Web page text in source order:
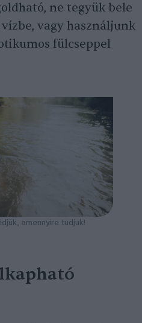
ne tegyük bele
vagy használjunk
fülcseppel
amennyire tudjuk!